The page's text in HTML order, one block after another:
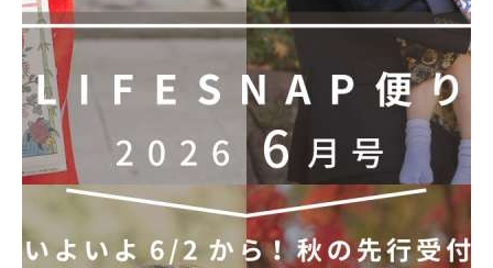
2026.
2026年 お盆期間 休業のお知らせ